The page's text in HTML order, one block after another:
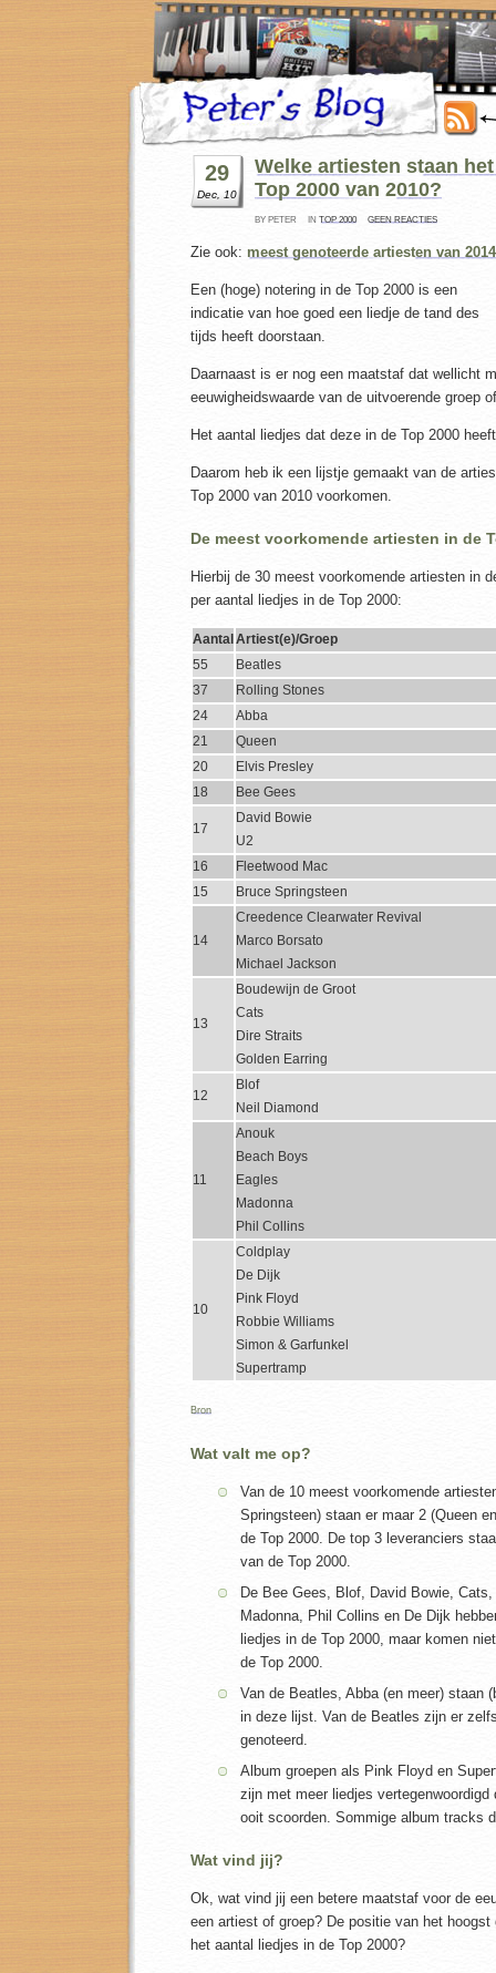
29
Dec, 10
Welke artiesten staan
Top 2000 van 2010?
BY PETER IN TOP 2000 GEEN REACTIES
Zie ook: meest genoteerde artiesten van 2014
Een (hoge) notering in de Top 2000 is een
indicatie van hoe goed een liedje de tand des
tijds heeft doorstaan.
Daarnaast is er nog een maatstaf dat wellicht
eeuwigheidswaarde van de uitvoerende groep
Het aantal liedjes dat deze in de Top 2000
Daarom heb ik een lijstje gemaakt van de
Top 2000 van 2010 voorkomen.
De meest voorkomende artiesten in de
Hierbij de 30 meest voorkomende artiesten in
per aantal liedjes in de Top 2000:
Aantal Artiest(e)/Groep
55
Beatles
37
Rolling Stones
24
Abba
21
Queen
20
Elvis Presley
18
Bee Gees
17
David Bowie
U2
16
Fleetwood Mac
15
Bruce Springsteen
14
Creedence Clearwater Revival
Marco Borsato
Michael Jackson
13
Boudewijn de Groot
Cats
Dire Straits
Golden Earring
12
Blof
Neil Diamond
11
Anouk
Beach Boys
Eagles
Madonna
Phil Collins
10
Coldplay
De Dijk
Pink Floyd
Robbie Williams
Simon & Garfunkel
Supertramp
Bron
Wat valt me op?
Van de 10 meest voorkomende
Springsteen) staan er maar 2 (Queen
de Top 2000. De top 3 leveranciers
van de Top 2000.
De Bee Gees, Blof, David Bowie,
Madonna, Phil Collins en De Dijk
liedjes in de Top 2000, maar komen
de Top 2000.
Van de Beatles, Abba (en meer) staan
in deze lijst. Van de Beatles zijn er
genoteerd.
Album groepen als Pink Floyd en
zijn met meer liedjes vertegenwoordigd
ooit scoorden. Sommige album tracks
Wat vind jij?
Ok, wat vind jij een betere maatstaf voor de
een artiest of groep? De positie van het hoogst
het aantal liedjes in de Top 2000?